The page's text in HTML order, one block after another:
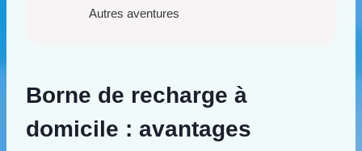
Autres aventures
Borne de recharge à
domicile : avantages